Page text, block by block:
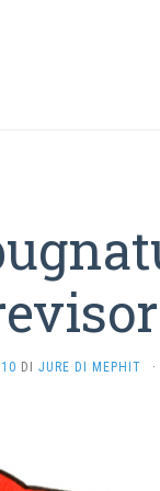
DI JURE DI MEPHIT ·